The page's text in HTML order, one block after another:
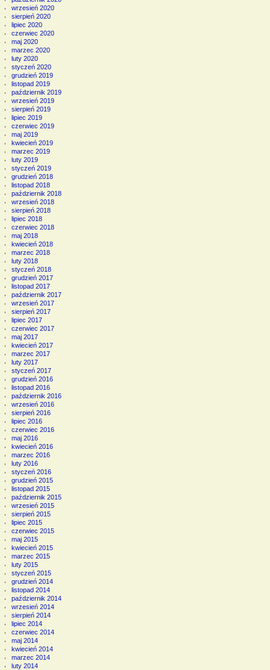
wrzesień 2020
sierpień 2020
lipiec 2020
czerwiec 2020
maj 2020
marzec 2020
luty 2020
styczeń 2020
grudzień 2019
listopad 2019
październik 2019
wrzesień 2019
sierpień 2019
lipiec 2019
czerwiec 2019
maj 2019
kwiecień 2019
marzec 2019
luty 2019
styczeń 2019
grudzień 2018
listopad 2018
październik 2018
wrzesień 2018
sierpień 2018
lipiec 2018
czerwiec 2018
maj 2018
kwiecień 2018
marzec 2018
luty 2018
styczeń 2018
grudzień 2017
listopad 2017
październik 2017
wrzesień 2017
sierpień 2017
lipiec 2017
czerwiec 2017
maj 2017
kwiecień 2017
marzec 2017
luty 2017
styczeń 2017
grudzień 2016
listopad 2016
październik 2016
wrzesień 2016
sierpień 2016
lipiec 2016
czerwiec 2016
maj 2016
kwiecień 2016
marzec 2016
luty 2016
styczeń 2016
grudzień 2015
listopad 2015
październik 2015
wrzesień 2015
sierpień 2015
lipiec 2015
czerwiec 2015
maj 2015
kwiecień 2015
marzec 2015
luty 2015
styczeń 2015
grudzień 2014
listopad 2014
październik 2014
wrzesień 2014
sierpień 2014
lipiec 2014
czerwiec 2014
maj 2014
kwiecień 2014
marzec 2014
luty 2014